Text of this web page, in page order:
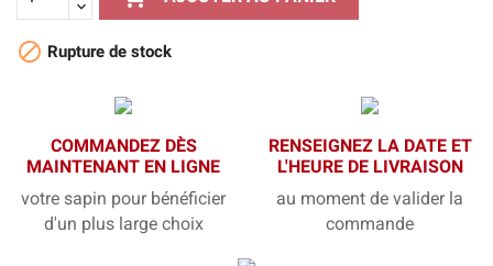
 Rupture de stock
COMMANDEZ DÈS
MAINTENANT EN LIGNE
votre sapin pour bénéficier
d'un plus large choix
RENSEIGNEZ LA DATE ET
L'HEURE DE LIVRAISON
au moment de valider la
commande